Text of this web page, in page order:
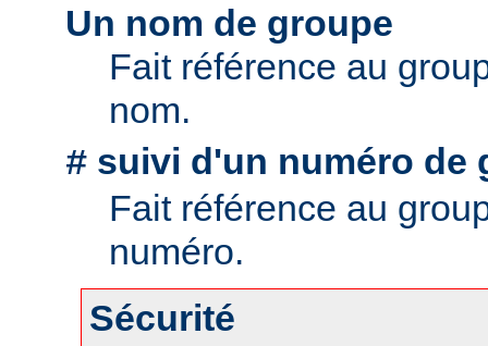
Un nom de groupe
Fait référence au
nom.
# suivi d'un numéro de
Fait référence au
numéro.
Sécurité